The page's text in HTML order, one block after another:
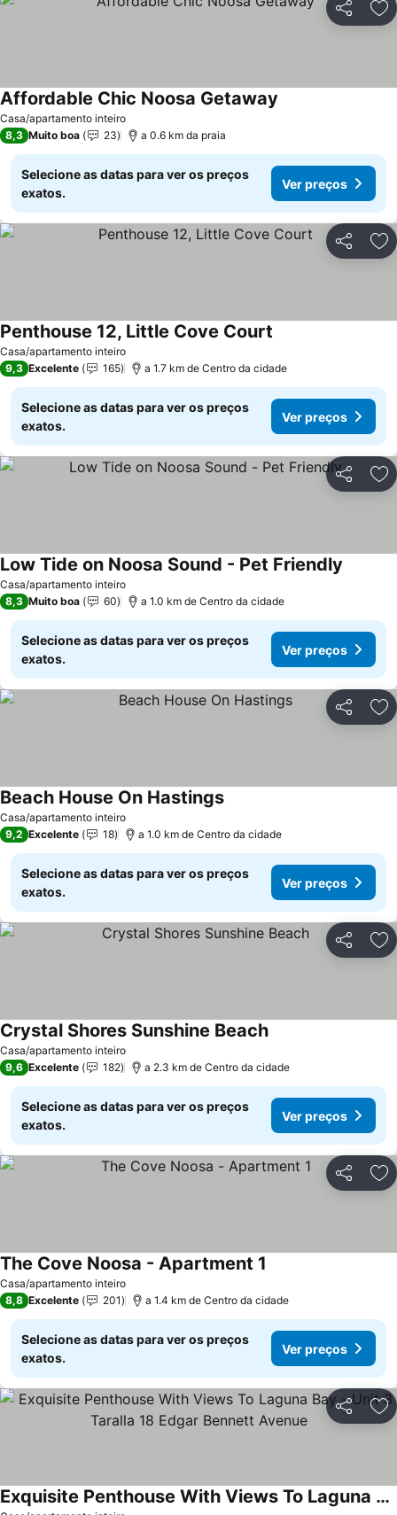
Partilhar
Casa/apartamento inteiro
Affordable Chic Noosa Getaway
8,3 Muito boa 23 a 0.6 km da praia
Selecione as datas para ver os preços
exatos.
Ver preços
Partilhar
Casa/apartamento inteiro
Penthouse 12, Little Cove Court
9,3 Excelente 165 a 1.7 km de Centro da cidade
Selecione as datas para ver os preços
exatos.
Ver preços
Partilhar
Casa/apartamento inteiro
Low Tide on Noosa Sound - Pet Friendly
8,3 Muito boa 60 a 1.0 km de Centro da cidade
Selecione as datas para ver os preços
exatos.
Ver preços
Partilhar
Casa/apartamento inteiro
Beach House On Hastings
9,2 Excelente 18 a 1.0 km de Centro da cidade
Selecione as datas para ver os preços
exatos.
Ver preços
Partilhar
Casa/apartamento inteiro
Crystal Shores Sunshine Beach
9,6 Excelente 182 a 2.3 km de Centro da cidade
Selecione as datas para ver os preços
exatos.
Ver preços
Partilhar
Casa/apartamento inteiro
The Cove Noosa - Apartment 1
8,8 Excelente 201 a 1.4 km de Centro da cidade
Selecione as datas para ver os preços
exatos.
Ver preços
Partilhar
Exquisite Penthouse With Views To Laguna Bay - Unit 3 Taralla 18 Edgar Bennett Avenue